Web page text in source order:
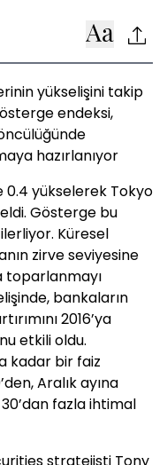
yükselişini takip
endeksi,
hazırlanıyor
0.4 yükselerek Tokyo
Gösterge bu
Küresel
zirve seviyesine
toparlanmayı
bankaların
2016’ya
etkili oldu.
kadar bir faiz
Aralık ayına
fazla ihtimal